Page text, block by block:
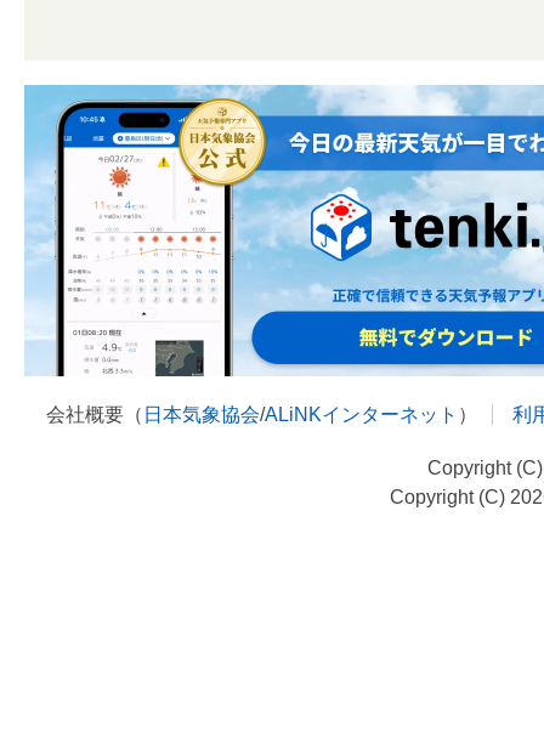
会社概要（ 日本気象協会/ALiNKインターネット ） 利
Copyright
Copyright (C)